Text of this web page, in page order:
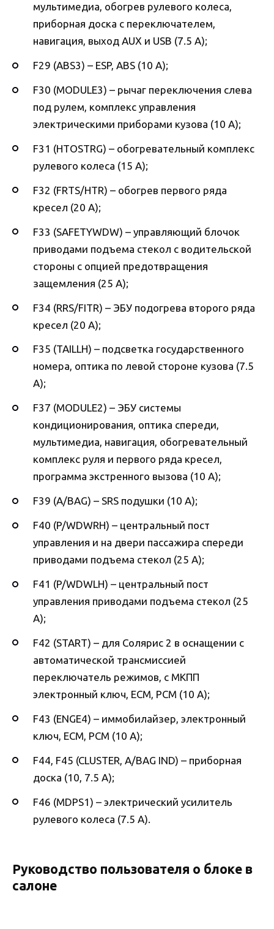
мультимедиа, обогрев рулевого колеса,
приборная доска с переключателем,
навигация, выход AUX и USB (7.5 А);
F29 (ABS3) – ESP, ABS (10 А);
F30 (MODULE3) – рычаг переключения слева
под рулем, комплекс управления
электрическими приборами кузова (10 А);
F31 (HTOSTRG) – обогревательный комплекс
рулевого колеса (15 А);
F32 (FRTS/HTR) – обогрев первого ряда
кресел (20 А);
F33 (SAFETYWDW) – управляющий блочок
приводами подъема стекол с водительской
стороны с опцией предотвращения
защемления (25 А);
F34 (RRS/FITR) – ЭБУ подогрева второго ряда
кресел (20 А);
F35 (TAILLH) – подсветка государственного
номера, оптика по левой стороне кузова (7.5
А);
F37 (MODULE2) – ЭБУ системы
кондиционирования, оптика спереди,
мультимедиа, навигация, обогревательный
комплекс руля и первого ряда кресел,
программа экстренного вызова (10 А);
F39 (A/BAG) – SRS подушки (10 А);
F40 (P/WDWRH) – центральный пост
управления и на двери пассажира спереди
приводами подъема стекол (25 А);
F41 (P/WDWLH) – центральный пост
управления приводами подъема стекол (25
А);
F42 (START) – для Солярис 2 в оснащении с
автоматической трансмиссией
переключатель режимов, с МКПП
электронный ключ, ECM, PCM (10 А);
F43 (ENGE4) – иммобилайзер, электронный
ключ, ECM, PCM (10 А);
F44, F45 (CLUSTER, A/BAG IND) – приборная
доска (10, 7.5 А);
F46 (MDPS1) – электрический усилитель
рулевого колеса (7.5 А).
Руководство пользователя о блоке в
салоне